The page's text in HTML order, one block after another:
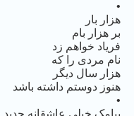
•
هزار بار
بر هزار بام
فریاد خواهم زد
نام مردی را که
هزار سال دیگر
هنوز دوستم داشته باشد
•